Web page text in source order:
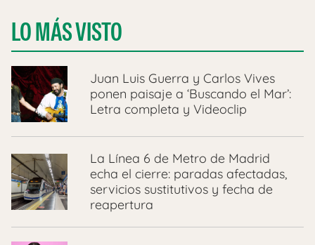
LO MÁS VISTO
Juan Luis Guerra y Carlos Vives
ponen paisaje a ‘Buscando el Mar’:
Letra completa y Videoclip
La Línea 6 de Metro de Madrid
echa el cierre: paradas afectadas,
servicios sustitutivos y fecha de
reapertura